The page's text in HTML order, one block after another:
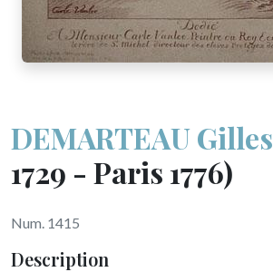
DEMARTEAU Gilles
1729 - Paris 1776)
Num. 1415
Description